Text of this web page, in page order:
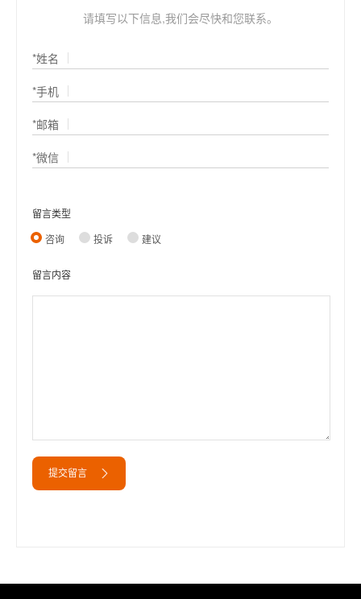
请填写以下信息,我们会尽快和您联系。
*姓名
*手机
*邮箱
*微信
留言类型
咨询
投诉 建议
留言内容
提交留言 